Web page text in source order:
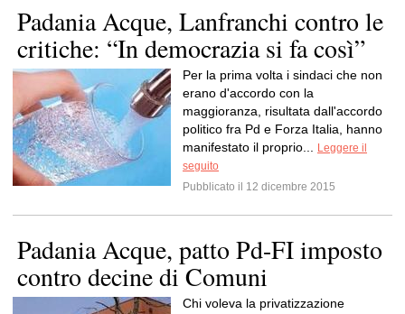
Padania Acque, Lanfranchi contro le
critiche: “In democrazia si fa così”
Per la prima volta i sindaci che non
erano d'accordo con la
maggioranza, risultata dall'accordo
politico fra Pd e Forza Italia, hanno
manifestato il proprio...
Leggere il
seguito
Pubblicato il 12 dicembre 2015
Padania Acque, patto Pd-FI imposto
contro decine di Comuni
Chi voleva la privatizzazione